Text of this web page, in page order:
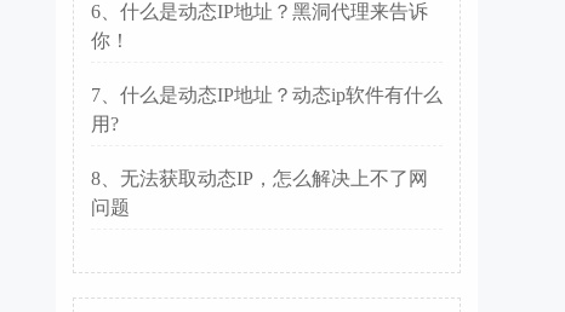
6、什么是动态IP地址？黑洞代理来告诉
你！
7、什么是动态IP地址？动态ip软件有什么
用?
8、无法获取动态IP，怎么解决上不了网
问题